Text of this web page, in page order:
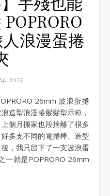
浪漫蛋捲
2025
造型浪漫捲髮髮型示範，
個月搬家也段捨離了很多
多支不同的電捲棒、造型
，我只留下了一支波浪蛋
一就是POPRORO 26mm